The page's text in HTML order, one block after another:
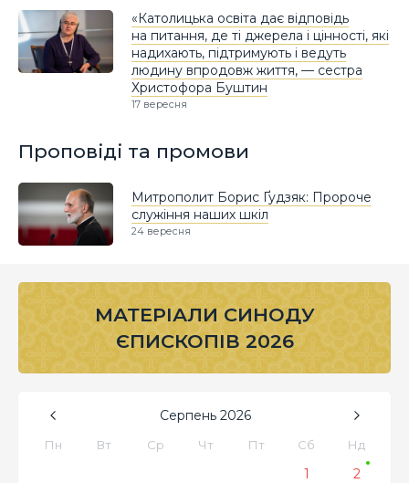
«Католицька освіта дає відповідь
на питання, де ті джерела і цінності, які
надихають, підтримують і ведуть
людину впродовж життя, — сестра
Христофора Буштин
17 вересня
Проповіді та промови
Митрополит Борис Ґудзяк: Пророче
служіння наших шкіл
24 вересня
МАТЕРІАЛИ СИНОДУ
ЄПИСКОПІВ 2026
Серпень 2026
Пн Вт Ср Чт Пт Сб Нд
1
2